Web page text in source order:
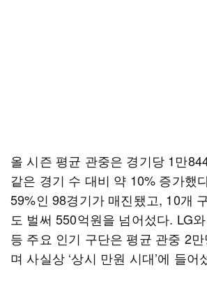
올 시즌 평균 관중은 경기당 1만
같은 경기 수 대비 약 10% 증가했
59%인 98경기가 매진됐고, 10개
도 벌써 550억원을 넘어섰다. LG
등 주요 인기 구단은 평균 관중 2
며 사실상 ‘상시 만원 시대’에 들어